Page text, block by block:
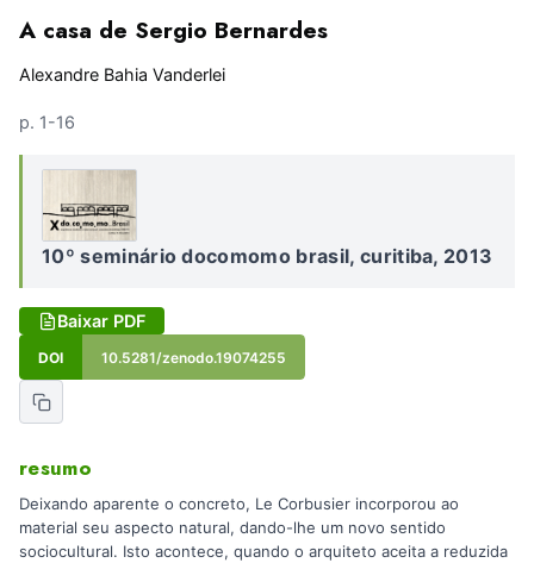
A casa de Sergio Bernardes
Alexandre Bahia Vanderlei
p. 1-16
10º seminário docomomo brasil, curitiba, 2013
Baixar PDF
DOI 10.5281/zenodo.19074255
resumo
Deixando aparente o concreto, Le Corbusier incorporou ao
material seu aspecto natural, dando-lhe um novo sentido
sociocultural. Isto acontece, quando o arquiteto aceita a reduzida